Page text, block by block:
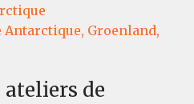
Antarctique, Groenland,
de